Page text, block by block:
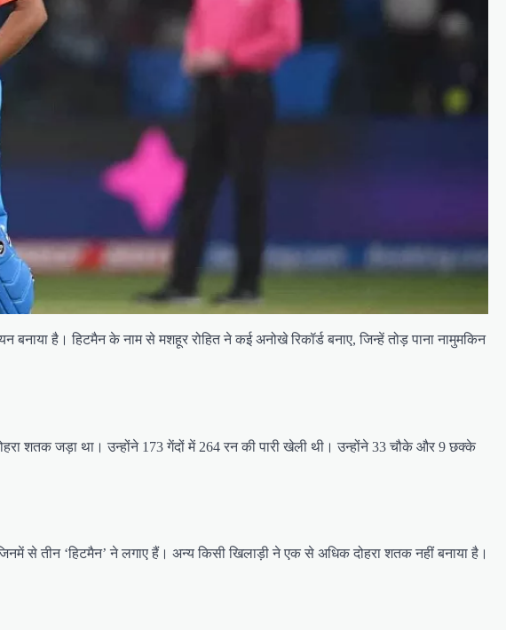
है। हिटमैन के नाम से मशहूर रोहित ने कई अनोखे रिकॉर्ड बनाए, जिन्हें तोड़ पाना नामुमकिन
शतक जड़ा था। उन्होंने 173 गेंदों में 264 रन की पारी खेली थी। उन्होंने 33 चौके और 9 छक्के
से तीन ‘हिटमैन’ ने लगाए हैं। अन्य किसी खिलाड़ी ने एक से अधिक दोहरा शतक नहीं बनाया है।